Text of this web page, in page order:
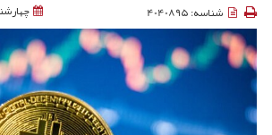
چهارشنبه 28 شناسه: 4040895